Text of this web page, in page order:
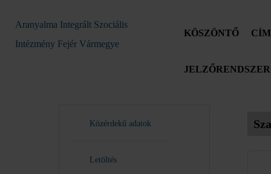
Aranyalma Integrált Szociális
Intézmény Fejér Vármegye
KÖSZÖNTŐ
Közérdekű adatok
Letöltés